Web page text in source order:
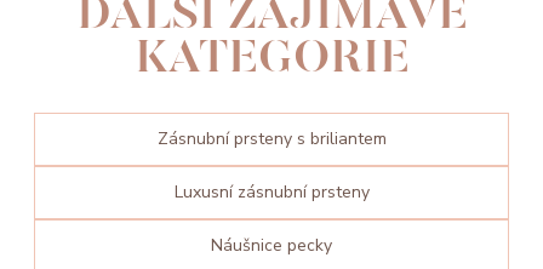
DALŠÍ ZAJÍMAVÉ
KATEGORIE
Zásnubní prsteny s briliantem
Luxusní zásnubní prsteny
Náušnice pecky